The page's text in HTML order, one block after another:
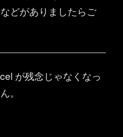
どがありましたらご
が残念じゃなくなっ
。